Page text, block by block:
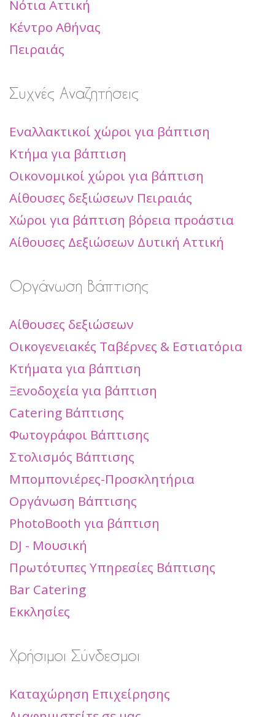
Νότια Αττική
Κέντρο Αθήνας
Πειραιάς
Συχνές Αναζητήσεις
Εναλλακτικοί χώροι για βάπτιση
Κτήμα για βάπτιση
Οικονομικοί χώροι για βάπτιση
Αίθουσες δεξιώσεων Πειραιάς
Χώροι για βάπτιση βόρεια προάστια
Αίθουσες Δεξιώσεων Δυτική Αττική
Οργάνωση Βάπτισης
Αίθουσες δεξιώσεων
Οικογενειακές Ταβέρνες & Εστιατόρια
Κτήματα για βάπτιση
Ξενοδοχεία για βάπτιση
Catering Βάπτισης
Φωτογράφοι Βάπτισης
Στολισμός Βάπτισης
Μπομπονιέρες-Προσκλητήρια
Οργάνωση Βάπτισης
PhotoBooth για βάπτιση
DJ - Μουσική
Πρωτότυπες Υπηρεσίες Βάπτισης
Bar Catering
Εκκλησίες
Χρήσιμοι Σύνδεσμοι
Καταχώρηση Επιχείρησης